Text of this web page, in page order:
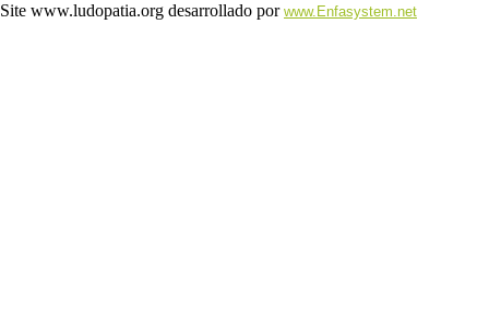
Site www.ludopatia.org desarrollado por www.Enfasystem.net